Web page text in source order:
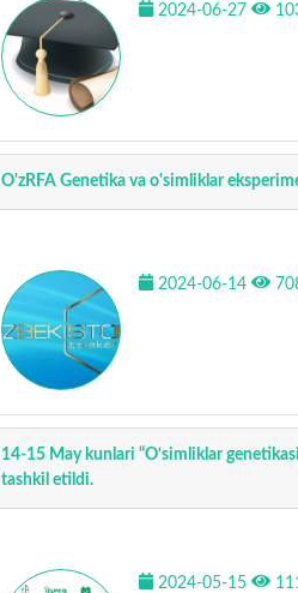
2024-06-27
O'zRFA Genetika va o'simliklar
2024-06-14
14-15 May kunlari “O‘simliklar
tashkil etildi.
2024-05-15